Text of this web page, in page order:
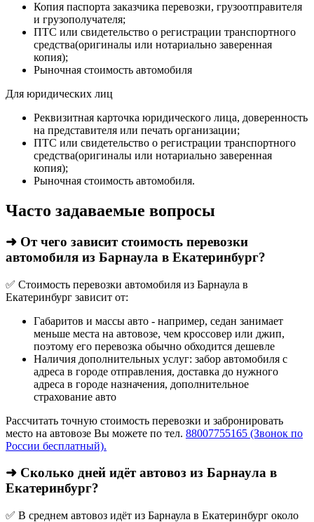
Копия паспорта заказчика перевозки, грузоотправителя
и грузополучателя;
ПТС или свидетельство о регистрации транспортного
средства(оригиналы или нотариально заверенная
копия);
Рыночная стоимость автомобиля
Для юридических лиц
Реквизитная карточка юридического лица, доверенность
на представителя или печать организации;
ПТС или свидетельство о регистрации транспортного
средства(оригиналы или нотариально заверенная
копия);
Рыночная стоимость автомобиля.
Часто задаваемые вопросы
➜ От чего зависит стоимость перевозки
автомобиля из Барнаула в Екатеринбург?
✅ Стоимость перевозки автомобиля из Барнаула в
Екатеринбург зависит от:
Габаритов и массы авто - например, седан занимает
меньше места на автовозе, чем кроссовер или джип,
поэтому его перевозка обычно обходится дешевле
Наличия дополнительных услуг: забор автомобиля с
адреса в городе отправления, доставка до нужного
адреса в городе назначения, дополнительное
страхование авто
Рассчитать точную стоимость перевозки и забронировать
место на автовозе Вы можете по тел. 88007755165 (Звонок по
России бесплатный).
➜ Сколько дней идёт автовоз из Барнаула в
Екатеринбург?
✅ В среднем автовоз идёт из Барнаула в Екатеринбург около